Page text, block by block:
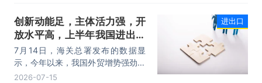
进口规模均创历史同期新高，外贸运
行呈现“稳中有进，进中提质”的良好
态势。
创新动能足，主体活力强，开
放水平高，上半年我国进出口
规模首次突破25万亿元
7月14日，海关总署发布的数据显
示，今年以来，我国外贸增势强劲、
走势稳健。据海关统计，今年上半
2026-07-15
进出口